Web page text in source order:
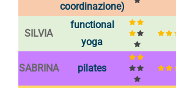
coordinazione)
SILVIA
functional
yoga
SABRINA pilates